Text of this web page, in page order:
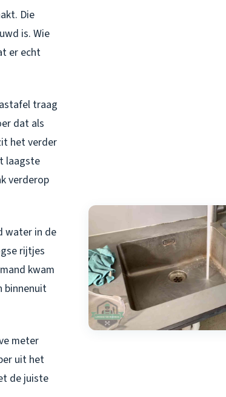
Die
is. Wie
er echt
traag
dat als
het verder
laagste
verderop
water in de
rijtjes
kwam
binnenuit
meter
uit het
de juiste